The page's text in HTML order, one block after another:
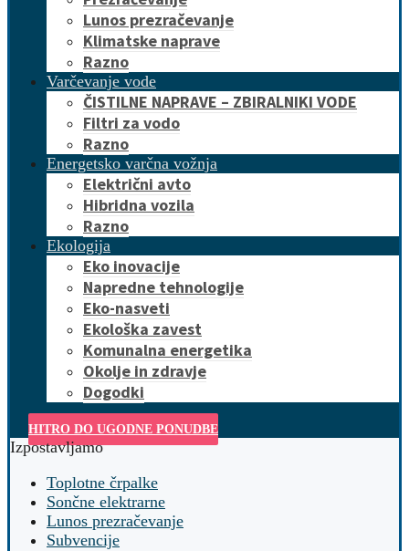
Lunos prezračevanje
Klimatske naprave
Razno
Varčevanje vode
ČISTILNE NAPRAVE – ZBIRALNIKI VODE
Filtri za vodo
Razno
Energetsko varčna vožnja
Električni avto
Hibridna vozila
Razno
Ekologija
Eko inovacije
Napredne tehnologije
Eko-nasveti
Ekološka zavest
Komunalna energetika
Okolje in zdravje
Dogodki
HITRO DO UGODNE PONUDBE
Izpostavljamo
Toplotne črpalke
Sončne elektrarne
Lunos prezračevanje
Subvencije